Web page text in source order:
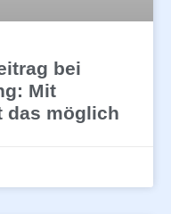
bei
Mit
das möglich